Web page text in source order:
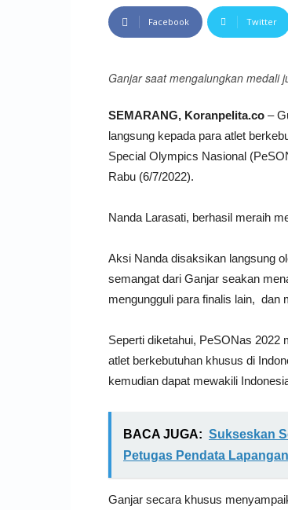
Facebook Twitter
Ganjar saat mengalungkan medali
SEMARANG, Koranpelita.co –
langsung kepada para atlet
Special Olympics Nasional
Rabu (6/7/2022).
Nanda Larasati, berhasil meraih
Aksi Nanda disaksikan langsung
semangat dari Ganjar seakan
mengungguli para finalis lain, dan
Seperti diketahui, PeSONas 2022
atlet berkebutuhan khusus di
kemudian dapat mewakili
BACA JUGA: Sukseskan
Petugas Pendata Lapangan
Ganjar secara khusus